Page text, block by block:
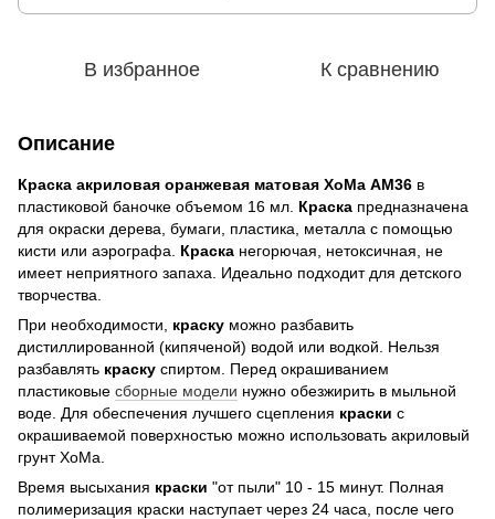
В избранное К сравнению
Описание
Краска акриловая оранжевая матовая ХоМа АМ36 в
пластиковой баночке объемом 16 мл. Краска предназначена
для окраски дерева, бумаги, пластика, металла с помощью
кисти или аэрографа. Краска негорючая, нетоксичная, не
имеет неприятного запаха. Идеально подходит для детского
творчества.
При необходимости, краску можно разбавить
дистиллированной (кипяченой) водой или водкой. Нельзя
разбавлять краску спиртом. Перед окрашиванием
пластиковые сборные модели нужно обезжирить в мыльной
воде. Для обеспечения лучшего сцепления краски с
окрашиваемой поверхностью можно использовать акриловый
грунт ХоМа.
Время высыхания краски "от пыли" 10 - 15 минут. Полная
полимеризация краски наступает через 24 часа, после чего